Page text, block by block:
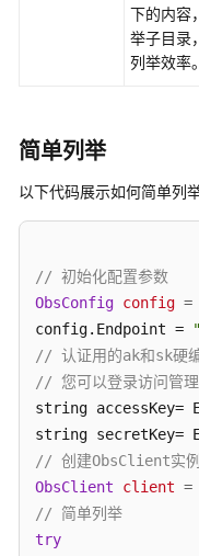
BrowserJS
用
前
须
知
SDK
下
载
示
下的内容
举子目录
列举效率。
简单列举
以下代码展示如何简单列
// 初始化配置参数
ObsConfig config =
config.Endpoint =
// 认证用的ak和sk硬编
// 您可以登录访问管
string accessKey=
string secretKey=
// 创建ObsClient实例
ObsClient
client =
// 简单列举
try